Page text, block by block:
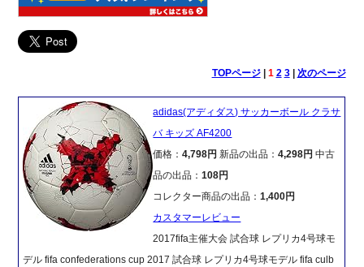
TOPページ| 1 2 3| 次のページ
adidas(アディダス) サッカーボール クラサ
バ キッズ AF4200
価格：4,798円新品の出品：4,298円 中古
品の出品：108円
コレクター商品の出品：1,400円
カスタマーレビュー
2017fifa主催大会 試合球 レプリカ4号球モ
デル fifa confederations cup 2017 試合球 レプリカ4号球モデル fifa culb